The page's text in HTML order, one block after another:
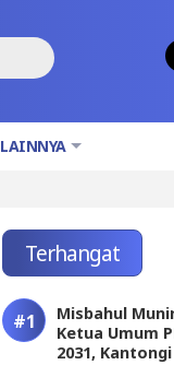
LAINNYA
Terhangat
Misbahul
Ketua Umum
2031,